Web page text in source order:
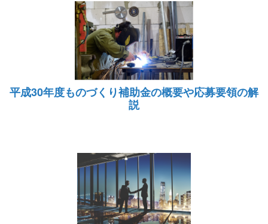
平成30年度ものづくり補助金の概要や応募要領の解
説